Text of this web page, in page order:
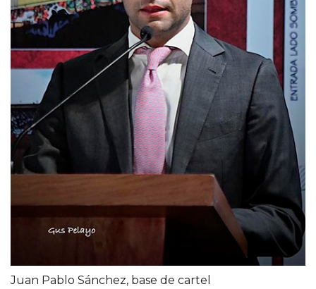
Juan Pablo Sánchez, base de cartel